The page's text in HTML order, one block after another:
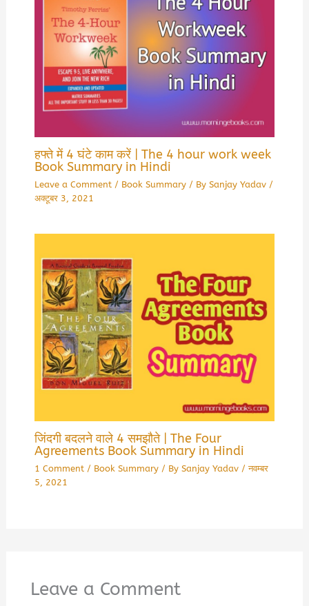
हफ्ते में 4 घंटे काम करें | The 4 hour work week
Book Summary in Hindi
Leave a Comment / Book Summary/ By Sanjay Yadav /
अक्टूबर 3, 2021
जिंदगी बदलने वाले 4 समझौते | The Four
Agreements Book Summary in Hindi
1 Comment / Book Summary/ By Sanjay Yadav /नवम्बर
5, 2021
Leave a Comment